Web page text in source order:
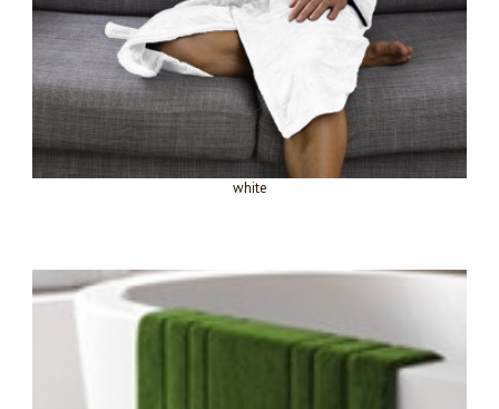
white